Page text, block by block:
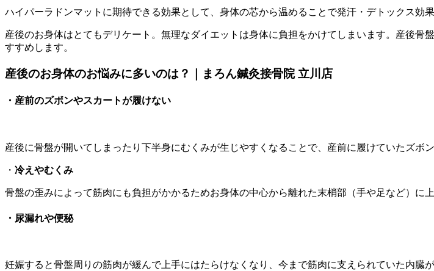
ハイパーラドンマットに期待できる効果として、身体の芯から温めることで発汗・デトックス効果
産後のお身体はとてもデリケート。無理なダイエットは身体に負担をかけてしまいます。産後
すすめします。
産後のお身体のお悩みに多いのは？｜まろん鍼灸接骨院 立川店
・ 産前のズボンやスカートが履けない
産後に骨盤が開いてしまったり下半身にむくみが生じやすくなることで、産前に履けていたズボ
・ 冷えやむくみ
骨盤の歪みによって筋肉にも負担がかかるためお身体の中心から離れた末梢部（手や足など）に
・ 尿漏れや便秘
妊娠すると骨盤周りの筋肉が緩んで上手にはたらけなくなり、今まで筋肉に支えられていた内臓